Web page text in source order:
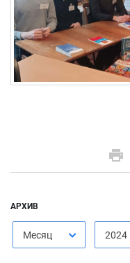
АРХИВ
Месяц 2024